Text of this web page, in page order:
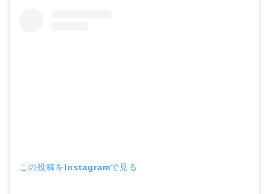
この投稿をInstagramで見る